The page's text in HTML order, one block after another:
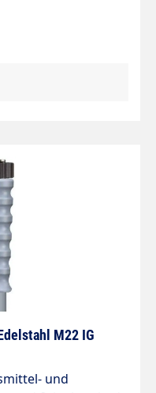
3/8"
bar / -40 °C ? +120
und
» Glatte,
»
M22 IG
und